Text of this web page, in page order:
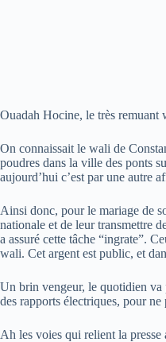
Ouadah Hocine, le très remuant
On connaissait le wali de
poudres dans la ville des ponts
aujourd’hui c’est par une autre
Ainsi donc, pour le mariage de
nationale et de leur transmettre
a assuré cette tâche “ingrate”.
wali. Cet argent est public, et
Un brin vengeur, le quotidien va
des rapports électriques, pour
Ah les voies qui relient la presse